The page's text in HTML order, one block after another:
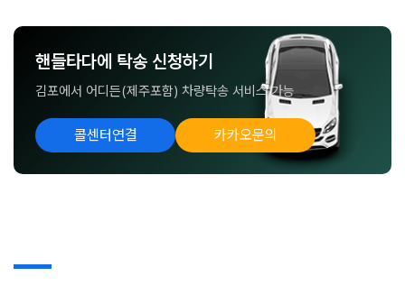
핸들타다에 탁송 신청하기
김포에서 어디든(제주포함) 차량탁송 서비스 가능
콜센터연결 카카오문의